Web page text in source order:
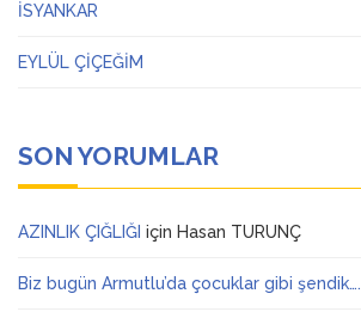
İSYANKAR
EYLÜL ÇİÇEĞİM
SON YORUMLAR
AZINLIK ÇIĞLIĞI için Hasan TURUNÇ
Biz bugün Armutlu’da çocuklar gibi şendik….